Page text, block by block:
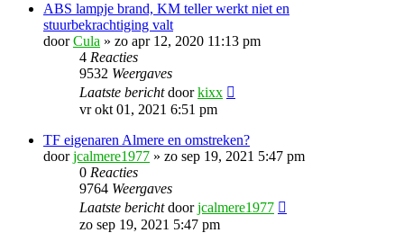
ABS lampje brand, KM teller werkt niet en
stuurbekrachtiging valt
doorCula » zo apr 12, 2020 11:13 pm
4 Reacties
9532 Weergaves
Laatste berichtdoorkixx
vr okt 01, 2021 6:51 pm
TF eigenaren Almere en omstreken?
doorjcalmere1977 » zo sep 19, 2021 5:47 pm
0 Reacties
9764 Weergaves
Laatste berichtdoorjcalmere1977
zo sep 19, 2021 5:47 pm